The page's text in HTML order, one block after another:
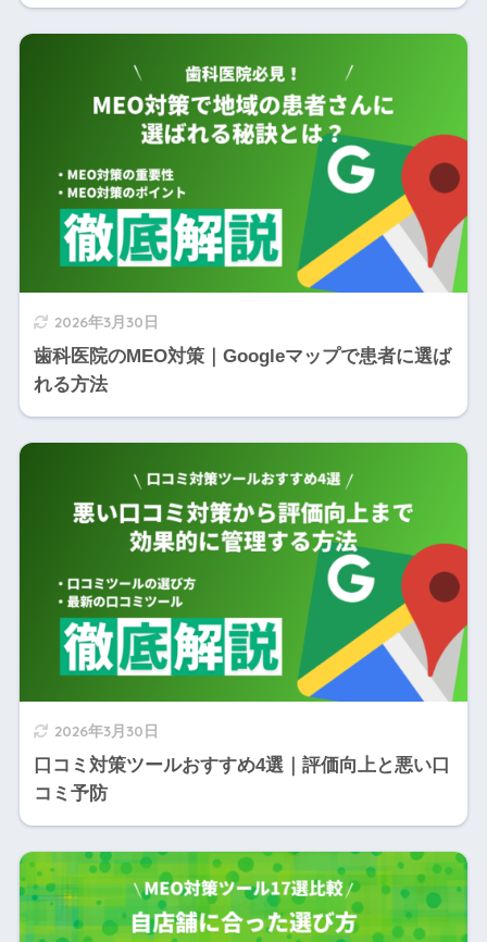
2026年3月30日
歯科医院のMEO対策｜Googleマップで患者に選ば
れる方法
2026年3月30日
口コミ対策ツールおすすめ4選｜評価向上と悪い口
コミ予防